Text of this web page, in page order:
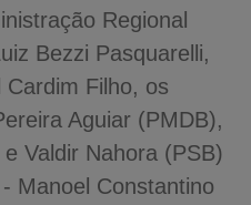
Regional
Bezzi Pasquarelli,
Filho, os
Aguiar (PMDB),
Valdir Nahora (PSB)
Manoel Constantino